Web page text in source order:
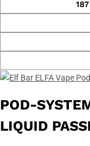
POD-
LIQUID